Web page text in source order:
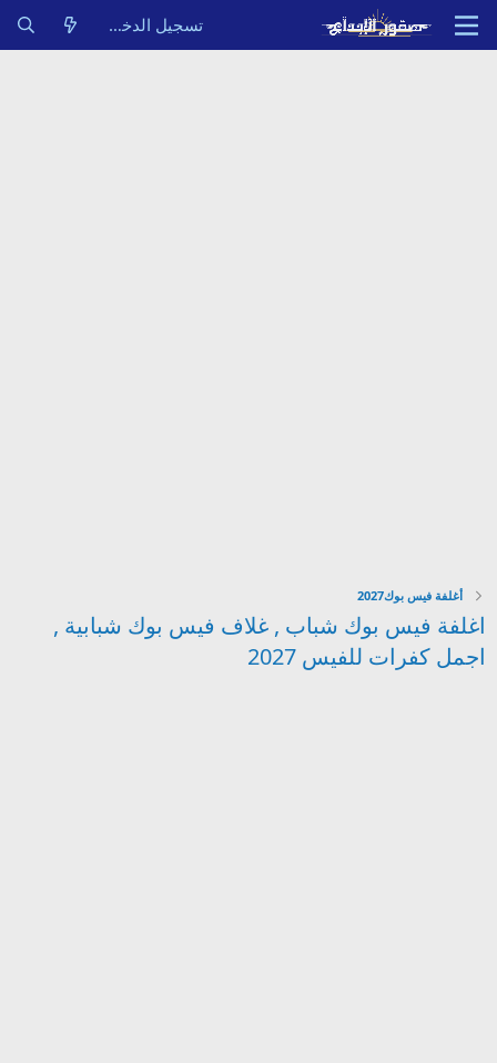
تسجيل الدخول
أغلفة فيس بوك2027
اغلفة فيس بوك شباب , غلاف فيس بوك شبابية ,
اجمل كفرات للفيس 2027